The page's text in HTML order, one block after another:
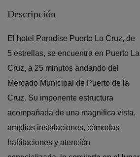
Descripción
El hotel Paradise Puerto La Cruz, de
5 estrellas, se encuentra en Puerto La
Cruz, a 25 minutos andando del
Mercado Municipal de Puerto de la
Cruz. Su imponente estructura
acompañada de una magnifica vista,
amplias instalaciones, cómodas
habitaciones y atención